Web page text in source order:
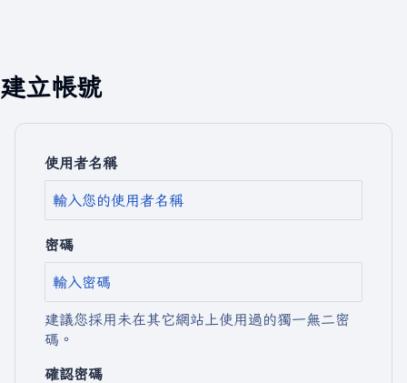
建立帳號
使用者名稱
密碼
建議您採用未在其它網站上使用過的獨一無二密
碼。
確認密碼